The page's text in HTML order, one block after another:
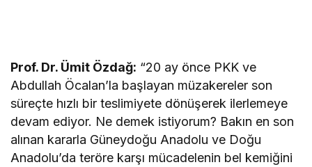
Prof. Dr. Ümit Özdağ: “20 ay önce PKK ve
Abdullah Öcalan’la başlayan müzakereler son
süreçte hızlı bir teslimiyete dönüşerek ilerlemeye
devam ediyor. Ne demek istiyorum? Bakın en son
alınan kararla Güneydoğu Anadolu ve Doğu
Anadolu’da teröre karşı mücadelenin bel kemiğini